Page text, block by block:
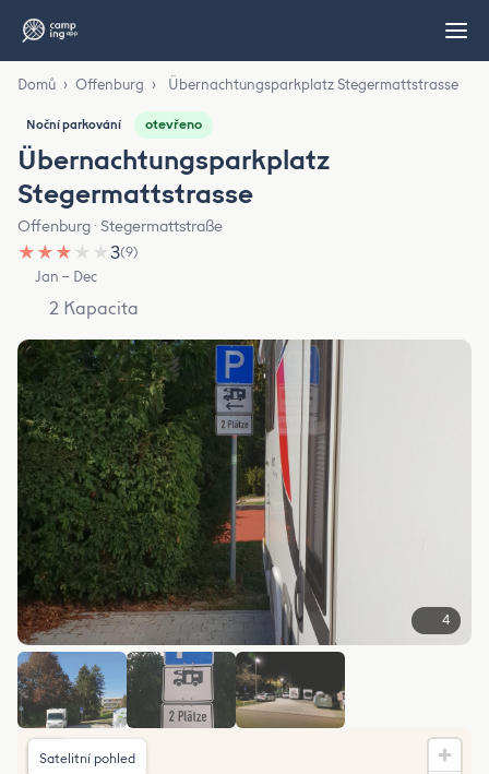
Domů › Offenburg › Übernachtungsparkplatz Stegermattstrasse
Noční parkování otevřeno
Übernachtungsparkplatz
Stegermattstrasse
Offenburg · Stegermattstraße
★ ★ ★ ★ ★3(9)
Jan – Dec
2 Kapacita
4
Satelitní pohled